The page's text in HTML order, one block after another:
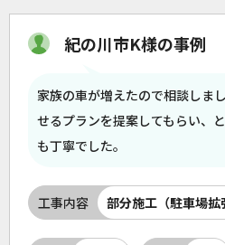
紀の川市K様の事例
家族の車が増えたので相談しま
せるプランを提案してもらい、
も丁寧でした。
工事内容 部分施工（駐車場拡